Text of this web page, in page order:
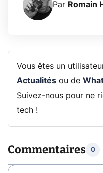
Par Romain
Vous êtes un
Actualitésou de
Suivez-nous pour ne
tech !
Commentaires 0